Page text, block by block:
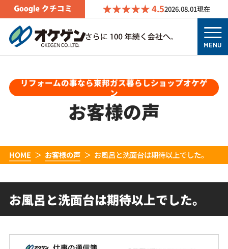
4.52026.08.01現在
MENU
リフォームの事なら東邦ガス暮らしショップオケゲ
ン
お客様の声
HOME お客様の声 お風呂と洗面台は期待以上でした。
お風呂と洗面台は期待以上でした。